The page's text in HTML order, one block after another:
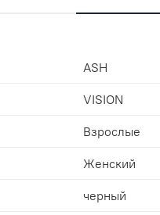
ASH
VISION
Взрослые
Женский
черный